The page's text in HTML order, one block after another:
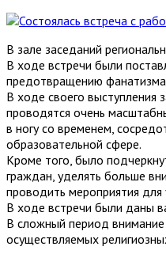
В зале заседаний
В ходе встречи были
предотвращению
В ходе своего выступления
проводятся очень
в ногу со временем,
образовательной сфере.
Кроме того, было
граждан, уделять больше
проводить мероприятия
В ходе встречи были даны
В сложный период внимание
осуществляемых